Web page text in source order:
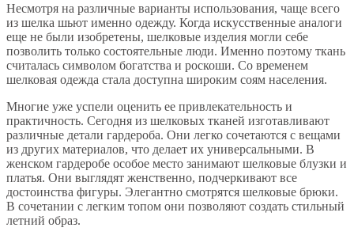
Несмотря на различные варианты использования, чаще всего
из шелка шьют именно одежду. Когда искусственные аналоги
еще не были изобретены, шелковые изделия могли себе
позволить только состоятельные люди. Именно поэтому ткань
считалась символом богатства и роскоши. Со временем
шелковая одежда стала доступна широким соям населения.
Многие уже успели оценить ее привлекательность и
практичность. Сегодня из шелковых тканей изготавливают
различные детали гардероба. Они легко сочетаются с вещами
из других материалов, что делает их универсальными. В
женском гардеробе особое место занимают шелковые блузки и
платья. Они выглядят женственно, подчеркивают все
достоинства фигуры. Элегантно смотрятся шелковые брюки.
В сочетании с легким топом они позволяют создать стильный
летний образ.